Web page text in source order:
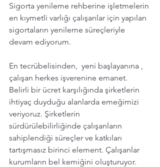
Sigorta yenileme rehberine işletmelerin
en kıymetli varlığı çalışanlar için yapılan
sigortaların yenileme süreçleriyle
devam ediyorum.
En tecrübelisinden,  yeni başlayanına ,
çalışan herkes işverenine emanet.
Belirli bir ücret karşılığında şirketlerin
ihtiyaç duyduğu alanlarda emeğimizi
veriyoruz. Şirketlerin
sürdürülebilirliğinde çalışanların
sahiplendiği süreçler ve katkıları
tartışmasız birinci element. Çalışanlar
kurumların bel kemiğini oluşturuyor.